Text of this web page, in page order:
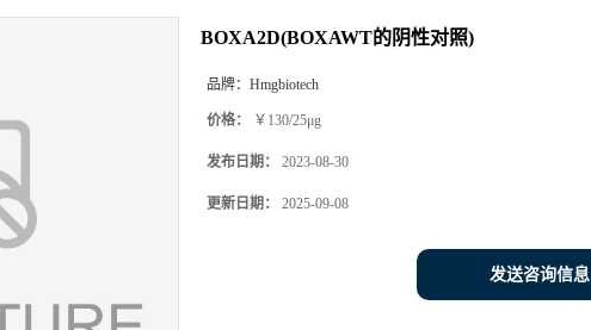
BOXA2D(BOXAWT的阴性对照)
品牌： Hmgbiotech
价格： ￥130/25μg
发布日期： 2023-08-30
更新日期： 2025-09-08
发送咨询信息